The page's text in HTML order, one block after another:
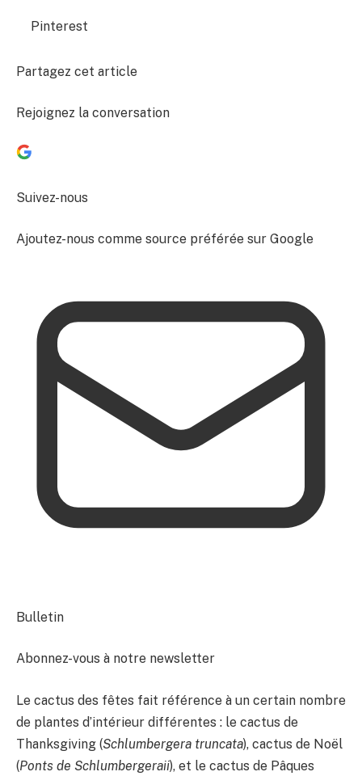
Pinterest
Partagez cet article
Rejoignez la conversation
Suivez-nous
Ajoutez-nous comme source préférée sur Google
Bulletin
Abonnez-vous à notre newsletter
Le cactus des fêtes fait référence à un certain nombre
de plantes d’intérieur différentes : le cactus de
Thanksgiving (Schlumbergera truncata), cactus de Noël
(Ponts de Schlumbergeraii), et le cactus de Pâques